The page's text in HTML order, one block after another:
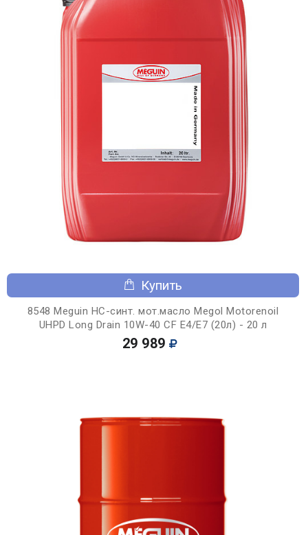
Купить
8548 Meguin НС-синт. мот.масло Megol Motorenoil
UHPD Long Drain 10W-40 CF E4/E7 (20л) - 20 л
29 989